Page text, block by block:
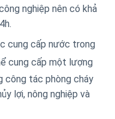
nghiệp nên có khả
cung cấp nước trong
cung cấp một lượng
công tác phòng cháy
lợi, nông nghiệp và